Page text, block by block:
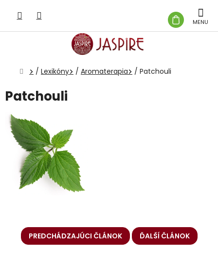
obsah
KOŠÍK
Domov
/ Lexikóny / Aromaterapia / Patchouli
Patchouli
PREDCHÁDZAJÚCI ČLÁNOK ĎALŠÍ ČLÁNOK